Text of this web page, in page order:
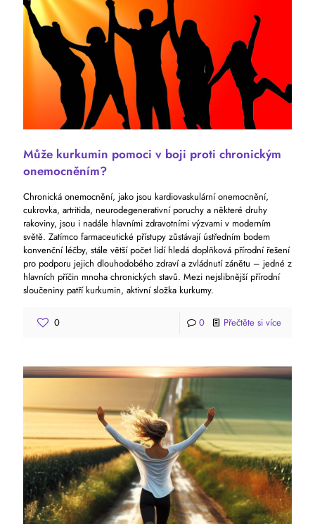
Může kurkumin pomoci v boji proti chronickým
onemocněním?
Chronická onemocnění, jako jsou kardiovaskulární onemocnění,
cukrovka, artritida, neurodegenerativní poruchy a některé druhy
rakoviny, jsou i nadále hlavními zdravotními výzvami v moderním
světě. Zatímco farmaceutické přístupy zůstávají ústředním bodem
konvenční léčby, stále větší počet lidí hledá doplňková přírodní řešení
pro podporu jejich dlouhodobého zdraví a zvládnutí zánětu – jedné z
hlavních příčin mnoha chronických stavů. Mezi nejslibnější přírodní
sloučeniny patří kurkumin, aktivní složka kurkumy.
0 0 Přečtěte si více